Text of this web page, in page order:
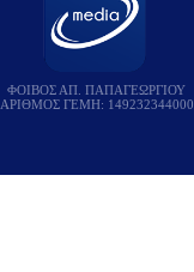
ΦΟΙΒΟΣ ΑΠ. ΠΑΠΑΓΕΩΡΓΙΟΥ
ΑΡΙΘΜΟΣ ΓΕΜΗ: 149232344000